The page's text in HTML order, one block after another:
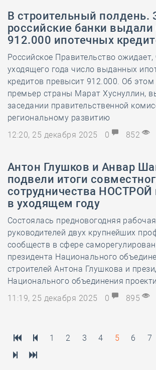
В строительный полдень.
российские банки выдали
912.000 ипотечных
Российское Правительство
уходящего года число выданных
кредитов превысит 912.000. Об
премьер страны Марат Хуснуллин,
заседании правительственной
региональному развитию
12:20, 25 декабря 2025
0 852
Антон Глушков и Анвар
подвели итоги
сотрудничества
в уходящем году
Состоялась предновогодняя
руководителей двух крупнейших
сообществ в сфере
президента Национального
строителей Антона Глушкова и
Национального объединения
11:19, 25 декабря 2025
0 895
1 2 3 4 5 6 7